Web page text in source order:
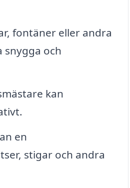
fontäner eller andra
snygga och
kan
en
stigar och andra